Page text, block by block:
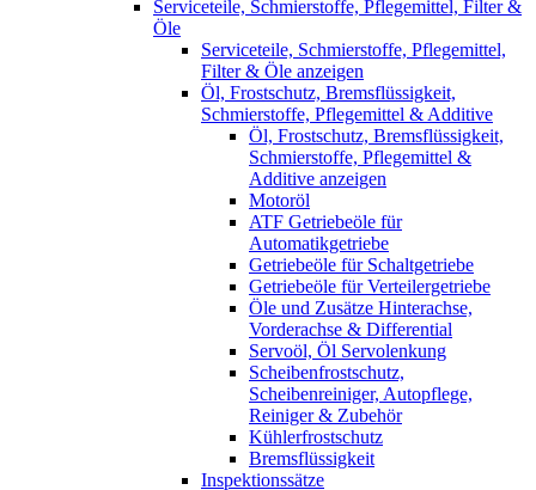
Serviceteile, Schmierstoffe, Pflegemittel, Filter &
Öle
Serviceteile, Schmierstoffe, Pflegemittel,
Filter & Öle anzeigen
Öl, Frostschutz, Bremsflüssigkeit,
Schmierstoffe, Pflegemittel & Additive
Öl, Frostschutz, Bremsflüssigkeit,
Schmierstoffe, Pflegemittel &
Additive anzeigen
Motoröl
ATF Getriebeöle für
Automatikgetriebe
Getriebeöle für Schaltgetriebe
Getriebeöle für Verteilergetriebe
Öle und Zusätze Hinterachse,
Vorderachse & Differential
Servoöl, Öl Servolenkung
Scheibenfrostschutz,
Scheibenreiniger, Autopflege,
Reiniger & Zubehör
Kühlerfrostschutz
Bremsflüssigkeit
Inspektionssätze